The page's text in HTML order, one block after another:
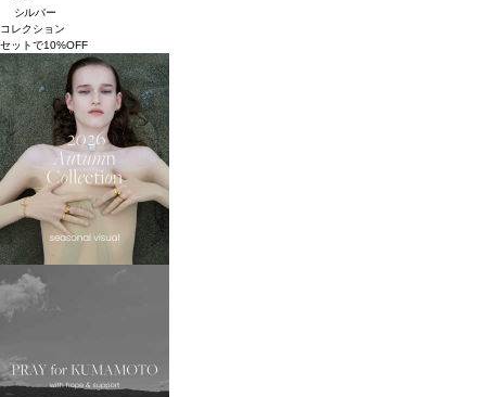
シルバー
コレクション
セットで10%OFF